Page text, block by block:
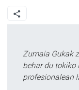
Zumaia Gukak
behar du tokiko
profesionalean